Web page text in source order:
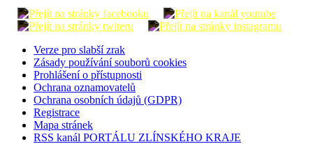
Verze pro slabší zrak
Zásady používání souborů cookies
Prohlášení o přístupnosti
Ochrana oznamovatelů
Ochrana osobních údajů (GDPR)
Registrace
Mapa stránek
RSS kanál PORTÁLU ZLÍNSKÉHO KRAJE